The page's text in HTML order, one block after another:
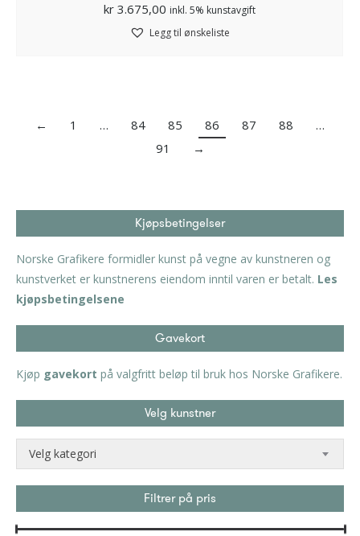
kr 3.675,00 inkl. 5% kunstavgift
Legg til ønskeliste
← 1 … 84 85 86 87 88
…
91
→
Kjøpsbetingelser
Norske Grafikere formidler kunst på vegne av kunstneren og
kunstverket er kunstnerens eiendom inntil varen er betalt. Les
kjøpsbetingelsene
Gavekort
Kjøp gavekort på valgfritt beløp til bruk hos Norske Grafikere.
Velg kunstner
Velg kategori
Filtrer på pris